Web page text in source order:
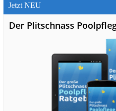
Jetzt NEU
Der Plitschnass